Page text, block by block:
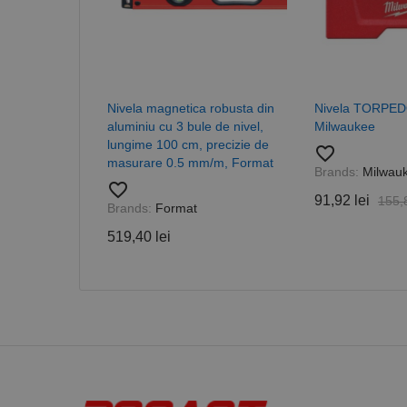
Nivela magnetica robusta din
aluminiu cu 3 bule de nivel,
lungime 100 cm, precizie de
masurare 0.5 mm/m, Format
favorite_border
Brands: Format
519,40 lei
Nivela
Milwaukee
favorite_border
Brands:
91,92 lei
Nume
Nume
Furnizor /
Domeniu
Nume